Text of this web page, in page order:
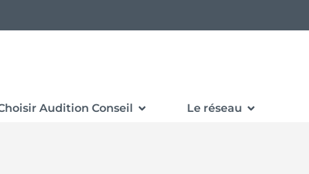
Audition Conseil Le réseau